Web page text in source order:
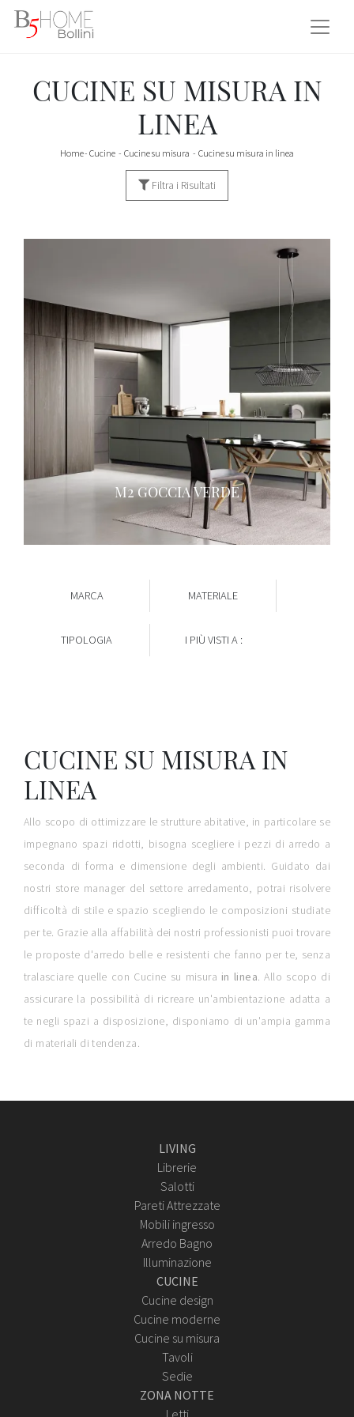
CUCINE SU MISURA IN
LINEA
Home- Cucine - Cucine su misura - Cucine su misura in linea
Filtra i Risultati
MARCA MATERIALE
TIPOLOGIA I PIÙ VISTI A :
M2 GOCCIA VERDE
CUCINE SU MISURA IN
LINEA
Allo scopo di ottimizzare le strutture abitative, in particolare se
impegnano spazi ridotti, bisogna scegliere i pezzi di arredo a
seconda di forma e dimensione degli ambienti. Guidato dai
nostri store manager del settore arredamento, potrai risolvere
difficoltà di stile e spazio scegliendo le composizioni studiate
per te. Grazie alla affabilità dei nostri professionisti puoi trovare
le proposte d'arredo belle e resistenti che fanno per te, senza
tralasciare quelle con Cucine su misura in linea. Allo scopo di
assicurare la possibilità di ricreare un'ambientazione adatta a
te negli spazi a disposizione, disponiamo di un'ampia gamma
di materiali di tendenza.
LIVING
Librerie
Salotti
Pareti Attrezzate
Mobili ingresso
Arredo Bagno
Illuminazione
CUCINE
Cucine design
Cucine moderne
Cucine su misura
Tavoli
Sedie
ZONA NOTTE